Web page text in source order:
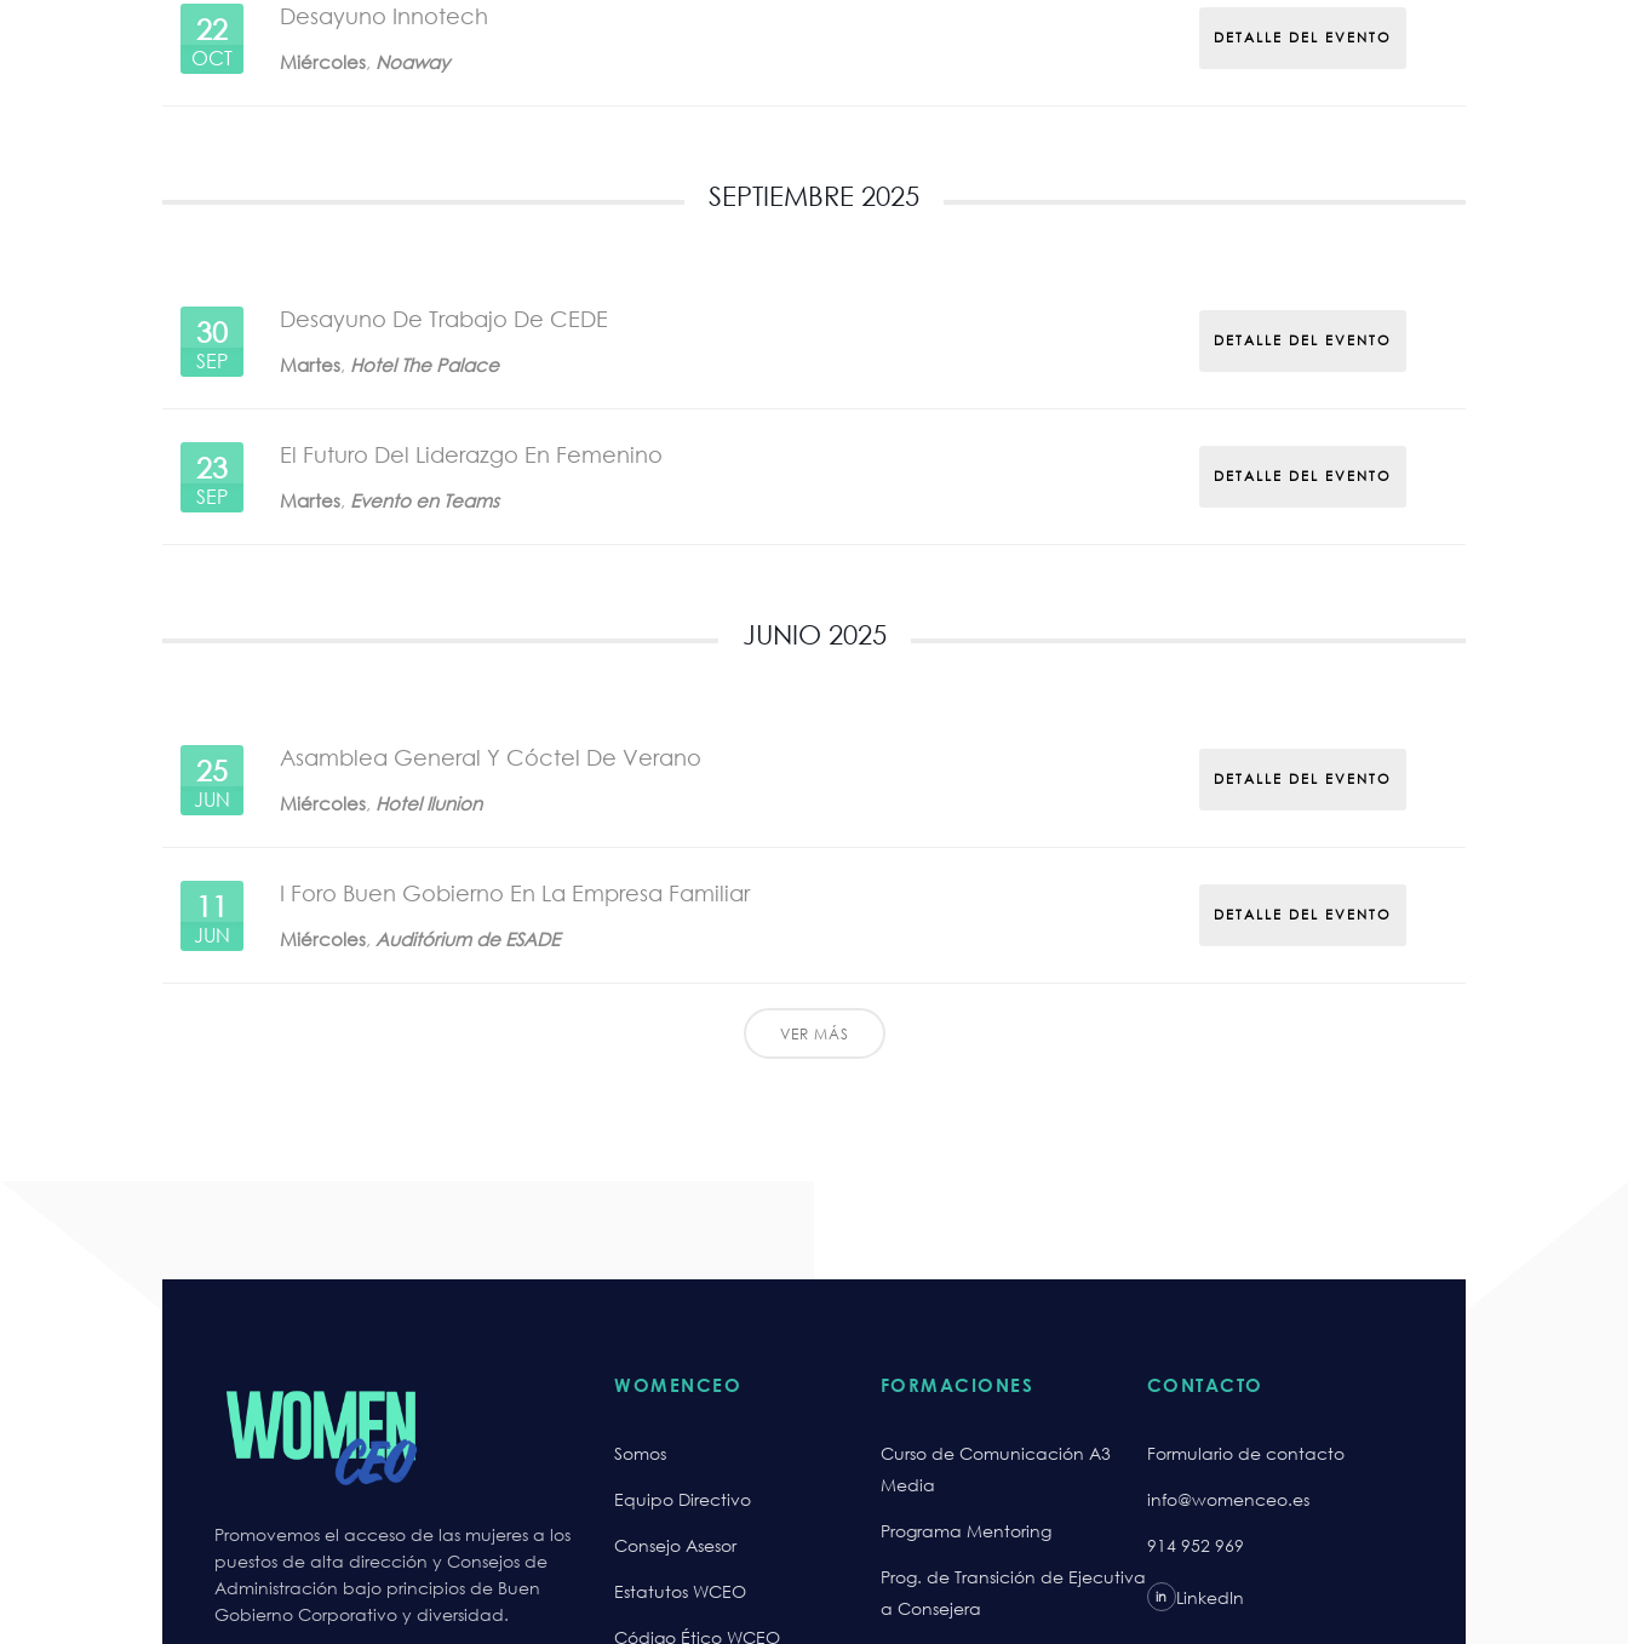
22
OCT
Desayuno Innotech
Miércoles, Noaway
DETALLE DEL EVENTO
SEPTIEMBRE 2025
30
SEP
Desayuno De Trabajo De CEDE
Martes, Hotel The Palace
DETALLE DEL EVENTO
23
SEP
El Futuro Del Liderazgo En Femenino
Martes, Evento en Teams
DETALLE DEL EVENTO
JUNIO 2025
25
JUN
Asamblea General Y Cóctel De Verano
Miércoles, Hotel Ilunion
DETALLE DEL EVENTO
11
JUN
I Foro Buen Gobierno En La Empresa Familiar
Miércoles, Auditórium de ESADE
DETALLE DEL EVENTO
VER MÁS
Promovemos el acceso de las mujeres a los
puestos de alta dirección y Consejos de
Administración bajo principios de Buen
Gobierno Corporativo y diversidad.
WOMENCEO
Somos
Equipo Directivo
Consejo Asesor
Estatutos WCEO
Código Ético WCEO
FORMACIONES
Curso de Comunicación A3
Media
Programa Mentoring
Prog. de Transición de Ejecutiva
a Consejera
CONTACTO
Formulario de contacto
info@womenceo.es
914 952 969
in LinkedIn